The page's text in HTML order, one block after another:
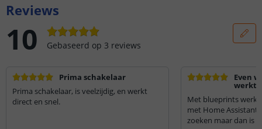
Reviews
10 Gebaseerd op 3 reviews
Prima schakelaar
Prima schakelaar, is veelzijdig, en werkt
direct en snel.
Even
werkt
Met blueprints werkt
met Home
zoeken maar dan is